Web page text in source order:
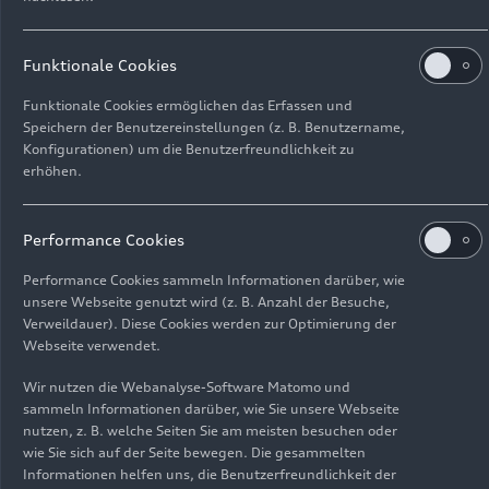
Das Verfahren, die sogenannte In-situ-
Biolaugung, wurde im Labor entwickelt,
optimiert und schließlich im Forschungsbergwerk
der TU Bergakademie Freiberg unter realen
Bedingungen erprobt. Dabei bohren die
Forschenden unter Tage kleine Löcher in den
werden die Wertelemente mit Hilfe von
Mikroorganismen aus dem Erz gelöst. Diese
Mikroorganismen sind bereits im Bergwerk
vorhanden. „Die Bakterien sind für uns die kleinen
Bergbauarbeiter, die helfen, die Metallionen in
eine Lösung zu überführen“, erklärt Roland
Haseneder vom Institut für Thermische
Verfahrenstechnik, Umwelt- und
Naturstoffverfahrenstechnik. So löst sich ein Teil
Funktionale Cookies
Funktionale Cookies ermöglichen das Erfassen und
Speichern der Benutzereinstellungen (z. B. Benutzername,
Konfigurationen) um die Benutzerfreundlichkeit zu
erhöhen.
Performance Cookies
Performance Cookies sammeln Informationen darüber, wie
unsere Webseite genutzt wird (z. B. Anzahl der Besuche,
Verweildauer). Diese Cookies werden zur Optimierung der
Webseite verwendet.
Wir nutzen die Webanalyse-Software Matomo und
sammeln Informationen darüber, wie Sie unsere Webseite
nutzen, z. B. welche Seiten Sie am meisten besuchen oder
wie Sie sich auf der Seite bewegen. Die gesammelten
Informationen helfen uns, die Benutzerfreundlichkeit der